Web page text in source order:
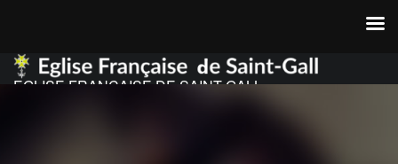
EGLISE FRANCAISE DE SAINT GALL